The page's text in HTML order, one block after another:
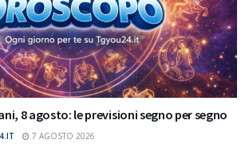
8 agosto: le previsioni segno per segno
7 AGOSTO 2026